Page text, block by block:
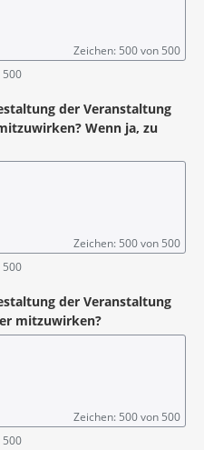
Zeichen: 500 von 500
500
der Veranstaltung
Wenn ja, zu
Zeichen: 500 von 500
500
der Veranstaltung
mitzuwirken?
Zeichen: 500 von 500
500